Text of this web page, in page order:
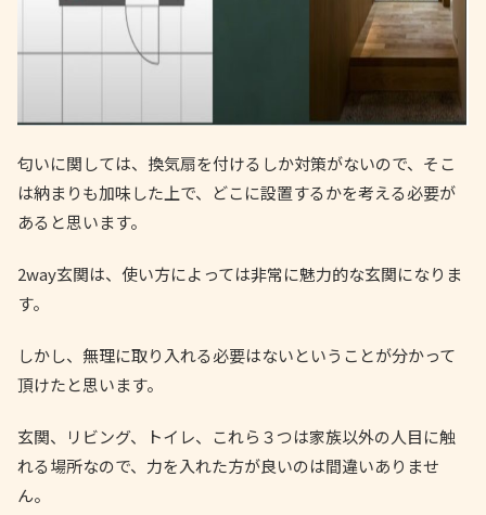
匂いに関しては、換気扇を付けるしか対策がないので、そこ
は納まりも加味した上で、どこに設置するかを考える必要が
あると思います。
2way玄関は、使い方によっては非常に魅力的な玄関になりま
す。
しかし、無理に取り入れる必要はないということが分かって
頂けたと思います。
玄関、リビング、トイレ、これら３つは家族以外の人目に触
れる場所なので、力を入れた方が良いのは間違いありませ
ん。